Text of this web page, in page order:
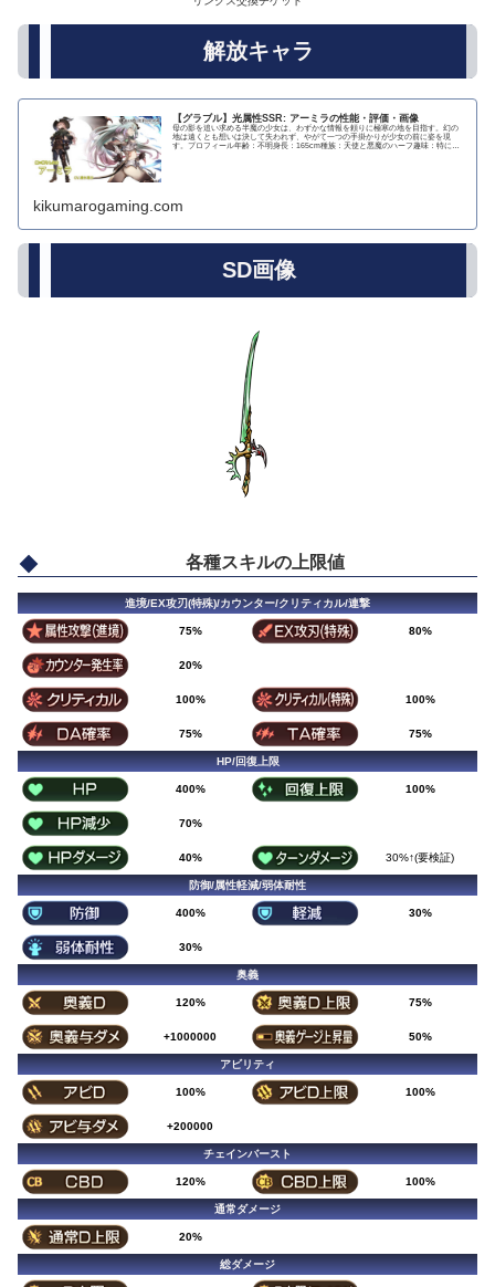
解放キャラ
【グラブル】光属性SSR: アーミラの性能・評価・画像
母の影を追い求める半魔の少女は、わずかな情報を頼りに極寒の地を目指す。幻の
地は遠くとも想いは決して失われず、やがて一つの手掛かりが少女の前に姿を現
す。プロフィール年齢：不明身長：165cm種族：天使と悪魔のハーフ趣味：特にな
kikumarogaming.com
SD画像
各種スキルの上限値
進境/EX攻刃(特殊)/カウンター/クリティカル/連撃
75% 80%
20%
100% 100%
75% 75%
HP/回復上限
400% 100%
70%
40% 30%↑(要検証)
防御/属性軽減/弱体耐性
400% 30%
30%
奥義
120% 75%
+1000000 50%
アビリティ
100% 100%
+200000
チェインバースト
120% 100%
通常ダメージ
20%
総ダメージ